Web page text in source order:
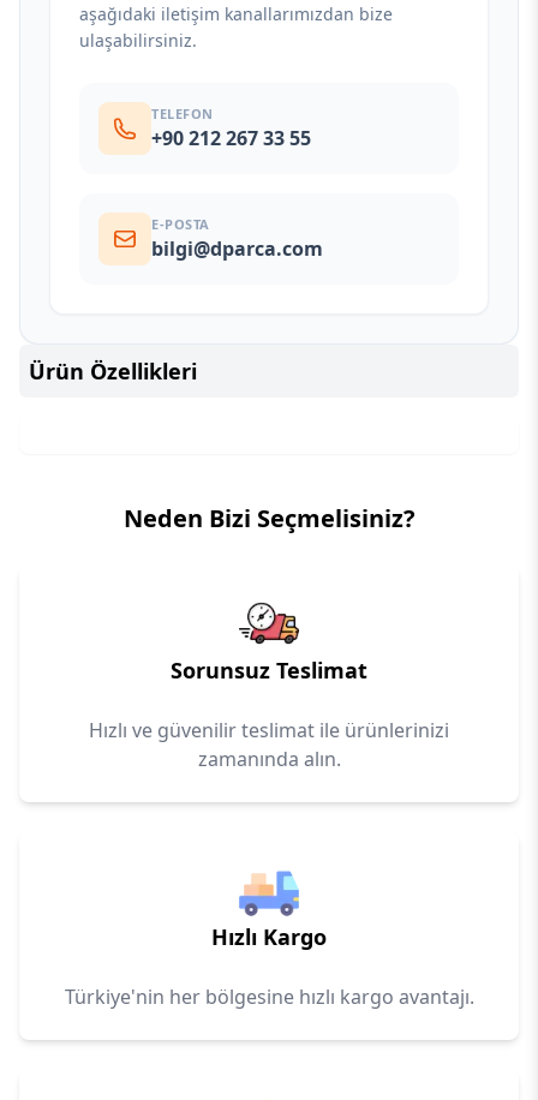
aşağıdaki iletişim kanallarımızdan bize
ulaşabilirsiniz.
TELEFON
+90 212 267 33 55
E-POSTA
bilgi@dparca.com
Ürün Özellikleri
Neden Bizi Seçmelisiniz?
Sorunsuz Teslimat
Hızlı ve güvenilir teslimat ile ürünlerinizi
zamanında alın.
Hızlı Kargo
Türkiye'nin her bölgesine hızlı kargo avantajı.